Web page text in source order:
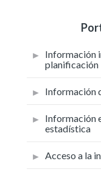
Información
planificación
Información
Información
estadística
Acceso a la